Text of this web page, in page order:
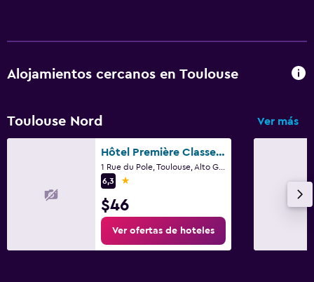
Fax/fotocopiadora
Escritorio
Estacionamiento y transporte
Traslado aeropuerto
Alojamientos cercanos en Toulouse
Toulouse Nord Ver más
Hôtel Première Classe Toulouse Nord - Sesquières
6,3
1 estrella
$46
Ver ofertas de hoteles